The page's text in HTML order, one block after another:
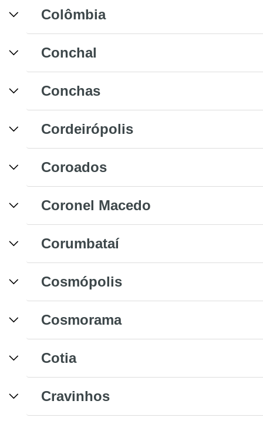
Colômbia
Conchal
Conchas
Cordeirópolis
Coroados
Coronel Macedo
Corumbataí
Cosmópolis
Cosmorama
Cotia
Cravinhos